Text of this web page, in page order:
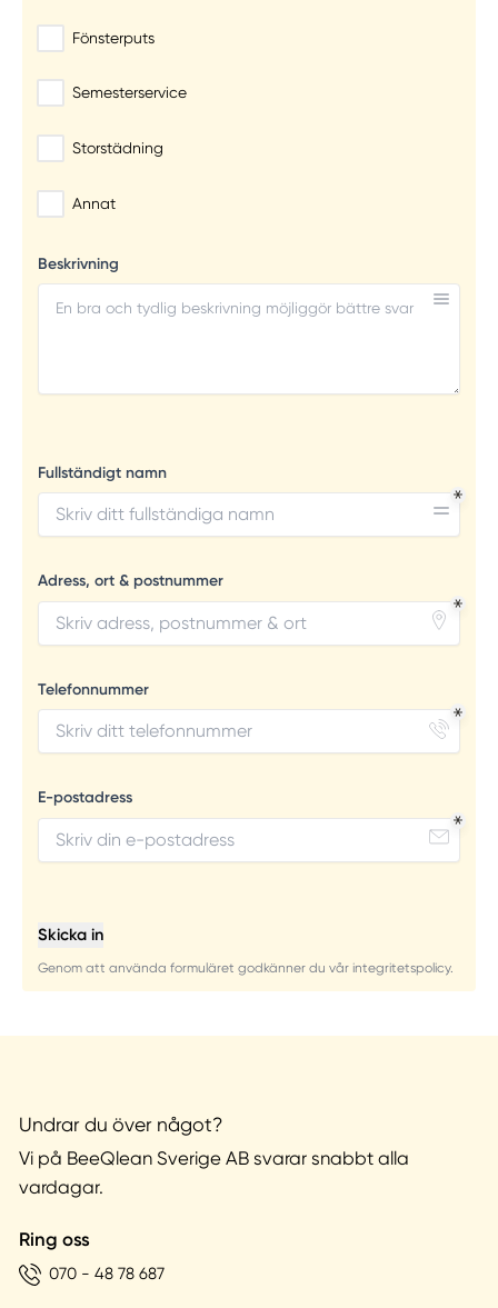
Fönsterputs
Semesterservice
Storstädning
Annat
Beskrivning
Fullständigt namn
Adress, ort & postnummer
Telefonnummer
E-postadress
Skicka in
Genom att använda formuläret godkänner du vår integritetspolicy.
Undrar du över något?
Vi på BeeQlean Sverige AB svarar snabbt alla
vardagar.
Ring oss
070 - 48 78 687